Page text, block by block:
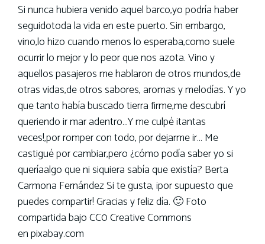
Si nunca hubiera venido aquel barco,yo podría haber
seguidotoda la vida en este puerto. Sin embargo,
vino,lo hizo cuando menos lo esperaba,como suele
ocurrir lo mejor y lo peor que nos azota. Vino y
aquellos pasajeros me hablaron de otros mundos,de
otras vidas,de otros sabores, aromas y melodías. Y yo
que tanto había buscado tierra firme,me descubrí
queriendo ir mar adentro…Y me culpé ¡tantas
veces!,por romper con todo, por dejarme ir… Me
castigué por cambiar,pero ¿cómo podía saber yo si
queríaalgo que ni siquiera sabía que existía? Berta
Carmona Fernández Si te gusta, ¡por supuesto que
puedes compartir! Gracias y feliz día. 🙂 Foto
compartida bajo CC0 Creative Commons
en pixabay.com